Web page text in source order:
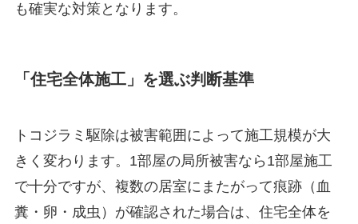
も確実な対策となります。
「住宅全体施工」を選ぶ判断基準
トコジラミ駆除は被害範囲によって施工規模が大
きく変わります。1部屋の局所被害なら1部屋施工
で十分ですが、複数の居室にまたがって痕跡（血
糞・卵・成虫）が確認された場合は、住宅全体を